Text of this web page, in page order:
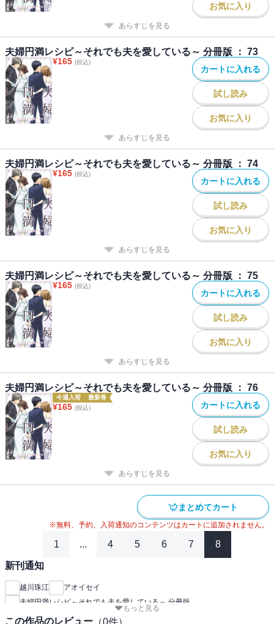
お気に入り
あらすじを見る
夫婦円満レシピ～それでも夫を愛している～ 分冊版 ： 73
¥165 (税込)
カートに入れる
試し読み
お気に入り
あらすじを見る
夫婦円満レシピ～それでも夫を愛している～ 分冊版 ： 74
¥165 (税込)
カートに入れる
試し読み
お気に入り
あらすじを見る
夫婦円満レシピ～それでも夫を愛している～ 分冊版 ： 75
¥165 (税込)
カートに入れる
試し読み
お気に入り
あらすじを見る
夫婦円満レシピ～それでも夫を愛している～ 分冊版 ： 76
今週入荷 最新巻
¥165 (税込) カートに入れる
試し読み
お気に入り
あらすじを見る
まとめてカート
※無料、予約、入荷通知のコンテンツはカートに追加されません。
1 ... 4 5 6 7 8
新刊通知
越川珠江
アオイセイ
夫婦円満レシピ～それでも夫を愛している～ 分冊版
もっと見る
この作品のレビュー （0件）